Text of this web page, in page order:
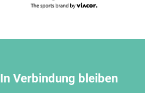
In Verbindung bleiben